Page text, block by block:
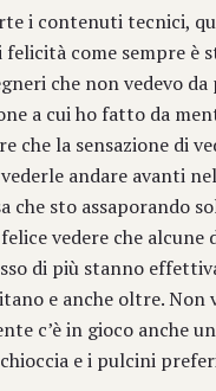
i contenuti tecnici,
come sempre è
che non vedevo da
a cui ho fatto da
che la sensazione di
andare avanti
che sto assaporando
vedere che alcune
di più stanno
e anche oltre. Non
c’è in gioco anche
e i pulcini